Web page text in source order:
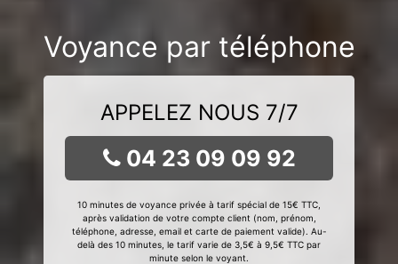
Voyance par téléphone
APPELEZ NOUS 7/7
04 23 09 09 92
10 minutes de voyance privée à tarif spécial de 15€ TTC,
après validation de votre compte client (nom, prénom,
téléphone, adresse, email et carte de paiement valide). Au-
delà des 10 minutes, le tarif varie de 3,5€ à 9,5€ TTC par
minute selon le voyant.